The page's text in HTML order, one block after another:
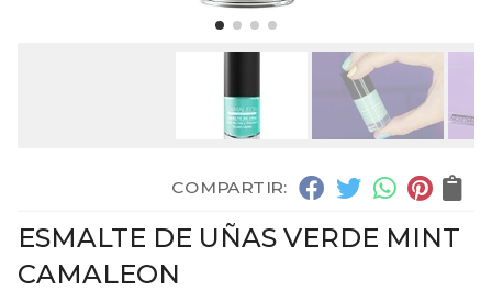
COMPARTIR:
ESMALTE DE UÑAS VERDE MINT
CAMALEON